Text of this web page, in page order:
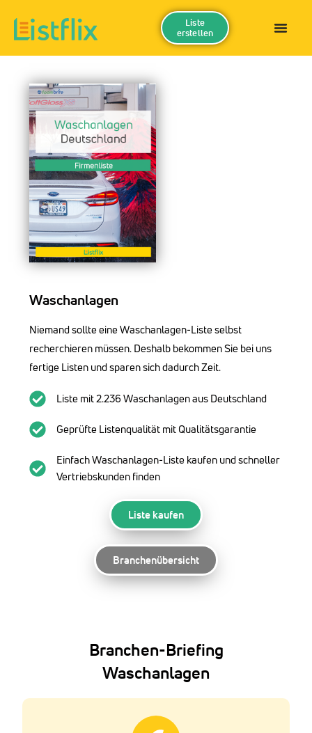
Liste
erstellen
Waschanlagen
Niemand sollte eine Waschanlagen-Liste selbst
recherchieren müssen. Deshalb bekommen Sie bei uns
fertige Listen und sparen sich dadurch Zeit.
Liste mit 2.236 Waschanlagen aus Deutschland
Geprüfte Listenqualität mit Qualitätsgarantie
Einfach Waschanlagen-Liste kaufen und schneller
Vertriebskunden finden
Liste kaufen
Branchenübersicht
Branchen-Briefing
Waschanlagen